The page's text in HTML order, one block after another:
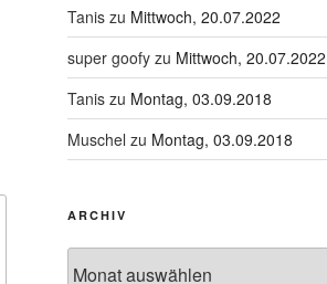
Taniszu Mittwoch, 20.07.2022
super goofyzu Mittwoch, 20.07.2022
Taniszu Montag, 03.09.2018
Muschel zu Montag, 03.09.2018
ARCHIV